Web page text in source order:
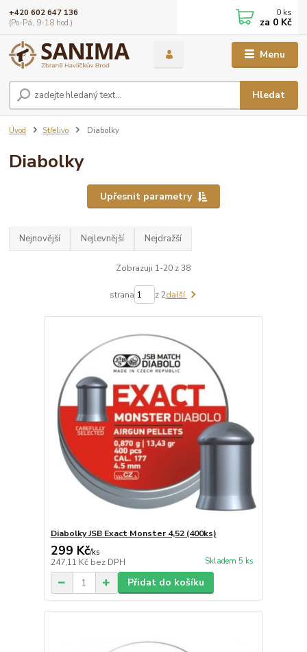
Menu
Hledat
+420 602 647 136
(Po-Pá, 9-18 hod.)
0 ks
za 0 Kč
Úvod Střelivo Diabolky
Diabolky
Upřesnit parametry
Nejnovější Nejlevnější Nejdražší
Zobrazuji 1-20 z 38
strana z 2další
Diabolky JSB Exact Monster 4,52 (400ks)
299 Kč/ks
247,11 Kč bez DPH Skladem 5 ks
Přidat do košíku